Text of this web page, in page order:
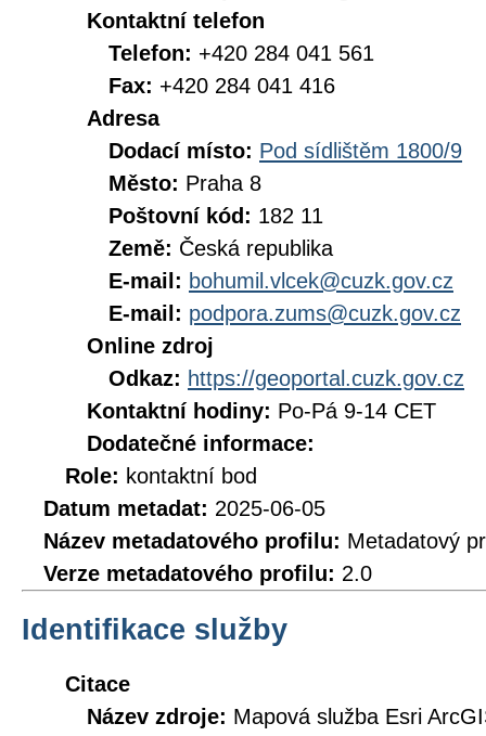
Kontaktní telefon
Telefon: +420 284 041 561
Fax: +420 284 041 416
Adresa
Dodací místo: Pod sídlištěm 1800/9
Město: Praha 8
Poštovní kód: 182 11
Země: Česká republika
E-mail: bohumil.vlcek@cuzk.gov.cz
E-mail: podpora.zums@cuzk.gov.cz
Online zdroj
Odkaz: https://geoportal.cuzk.gov.cz
Kontaktní hodiny: Po-Pá 9-14 CET
Dodatečné informace:
Role: kontaktní bod
Datum metadat: 2025-06-05
Název metadatového profilu: Metadatový
Verze metadatového profilu: 2.0
Identifikace služby
Citace
Název zdroje: Mapová služba Esri